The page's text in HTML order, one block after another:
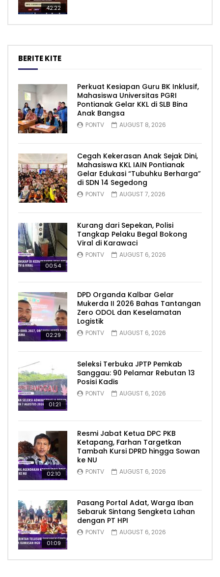
42:22
BERITE KITE
Perkuat Kesiapan Guru BK Inklusif,
Mahasiswa Universitas PGRI
Pontianak Gelar KKL di SLB Bina
Anak Bangsa
PONTV AUGUST 8, 2026
Cegah Kekerasan Anak Sejak Dini,
Mahasiswa KKL IAIN Pontianak
Gelar Edukasi “Tubuhku Berharga”
di SDN 14 Segedong
PONTV AUGUST 7, 2026
00:54
Kurang dari Sepekan, Polisi
Tangkap Pelaku Begal Bokong
Viral di Karawaci
PONTV AUGUST 6, 2026
02:29
DPD Organda Kalbar Gelar
Mukerda II 2026 Bahas Tantangan
Zero ODOL dan Keselamatan
Logistik
PONTV AUGUST 6, 2026
01:21
Seleksi Terbuka JPTP Pemkab
Sanggau: 90 Pelamar Rebutan 13
Posisi Kadis
PONTV AUGUST 6, 2026
02:10
Resmi Jabat Ketua DPC PKB
Ketapang, Farhan Targetkan
Tambah Kursi DPRD hingga Sowan
ke NU
PONTV AUGUST 6, 2026
01:09
Pasang Portal Adat, Warga Iban
Sebaruk Sintang Sengketa Lahan
dengan PT HPI
PONTV AUGUST 6, 2026